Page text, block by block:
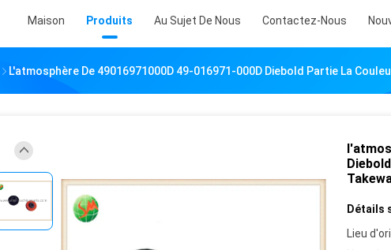
Maison Produits Au Sujet De Nous Contactez-Nous
L'atmosphère De 49016971000D 49-016971-000D Diebold Partie La
Détails
Lieu